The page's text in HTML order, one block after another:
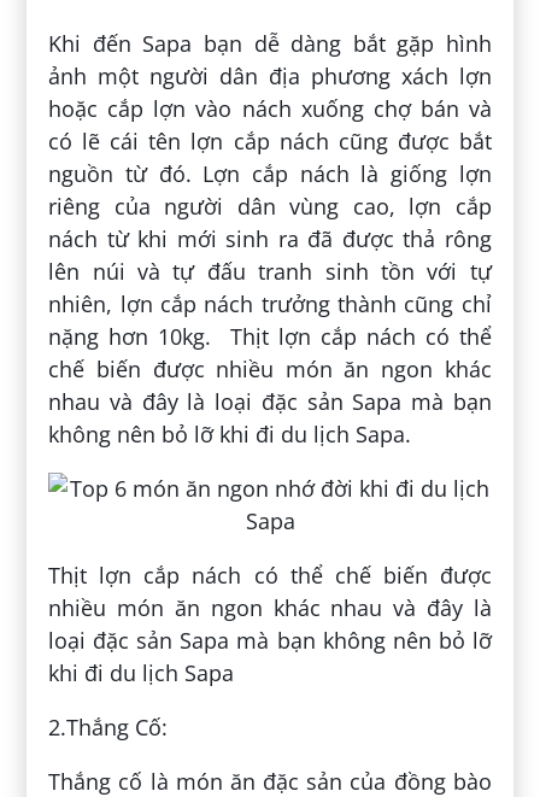
Khi đến Sapa bạn dễ dàng bắt gặp hình
ảnh một người dân địa phương xách lợn
hoặc cắp lợn vào nách xuống chợ bán và
có lẽ cái tên lợn cắp nách cũng được bắt
nguồn từ đó. Lợn cắp nách là giống lợn
riêng của người dân vùng cao, lợn cắp
nách từ khi mới sinh ra đã được thả rông
lên núi và tự đấu tranh sinh tồn với tự
nhiên, lợn cắp nách trưởng thành cũng chỉ
nặng hơn 10kg. Thịt lợn cắp nách có thể
chế biến được nhiều món ăn ngon khác
nhau và đây là loại đặc sản Sapa mà bạn
không nên bỏ lỡ khi đi du lịch Sapa.
Thịt lợn cắp nách có thể chế biến được
nhiều món ăn ngon khác nhau và đây là
loại đặc sản Sapa mà bạn không nên bỏ lỡ
khi đi du lịch Sapa
2.Thắng Cố:
Thắng cố là món ăn đặc sản của đồng bào